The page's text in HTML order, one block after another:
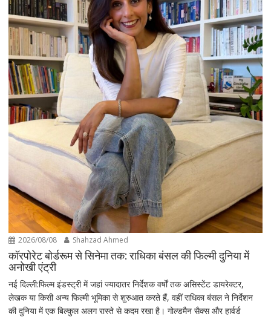
2026/08/08 Shahzad Ahmed
कॉरपोरेट बोर्डरूम से सिनेमा तक: राधिका बंसल की फिल्मी दुनिया में
अनोखी एंट्री
नई दिल्ली:फिल्म इंडस्ट्री में जहां ज्यादातर निर्देशक वर्षों तक असिस्टेंट डायरेक्टर,
लेखक या किसी अन्य फिल्मी भूमिका से शुरुआत करते हैं, वहीं राधिका बंसल ने निर्देशन
की दुनिया में एक बिल्कुल अलग रास्ते से कदम रखा है। गोल्डमैन सैक्स और हार्वर्ड